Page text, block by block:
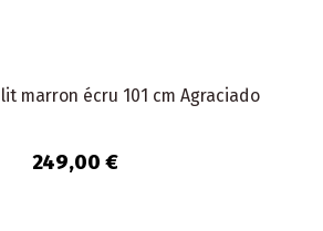
marron écru 101 cm Agraciado
249,00 €